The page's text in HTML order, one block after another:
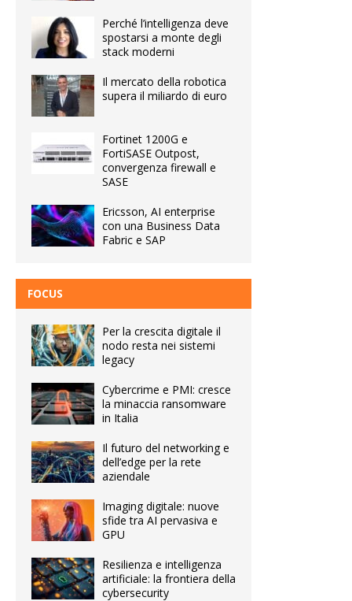
Perché l’intelligenza deve
spostarsi a monte degli
stack moderni
Il mercato della robotica
supera il miliardo di euro
Fortinet 1200G e
FortiSASE Outpost,
convergenza firewall e
SASE
Ericsson, AI enterprise
con una Business Data
Fabric e SAP
FOCUS
Per la crescita digitale il
nodo resta nei sistemi
legacy
Cybercrime e PMI: cresce
la minaccia ransomware
in Italia
Il futuro del networking e
dell’edge per la rete
aziendale
Imaging digitale: nuove
sfide tra AI pervasiva e
GPU
Resilienza e intelligenza
artificiale: la frontiera della
cybersecurity